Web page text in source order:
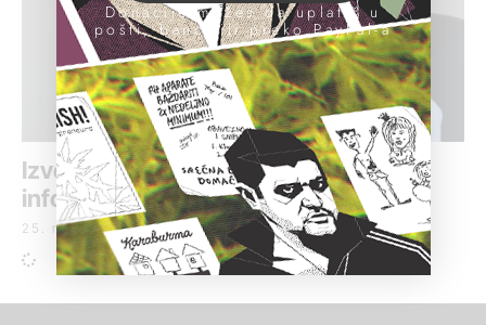
Izveštaj Poverenika: I dalje teško do
informacija od javnog značaja
25. mart 2019.
Donacije možeš da uplatiš u
pošti, banci ili preko PayPal-a